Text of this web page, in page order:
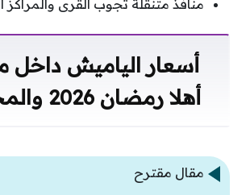
منافذ متنقلة تجوب القرى والمراكز
أسعار الياميش
أهلا رمضان 2026 والمجمعات
مقال مقترح